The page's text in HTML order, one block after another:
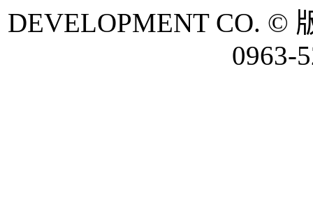
DEVELOPMENT CO. ©
0963-